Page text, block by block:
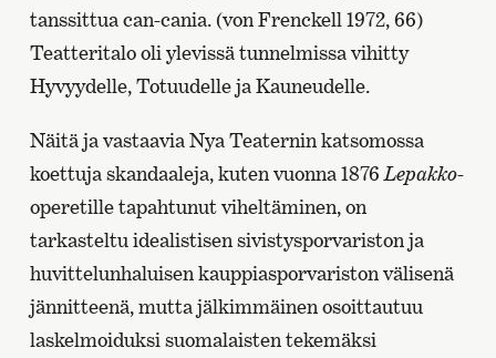
tanssittua can-cania. (von Frenckell 1972, 66)
Teatteritalo oli ylevissä tunnelmissa vihitty
Hyvyydelle, Totuudelle ja Kauneudelle.
Näitä ja vastaavia Nya Teaternin katsomossa
koettuja skandaaleja, kuten vuonna 1876Lepakko-
operetille tapahtunut viheltäminen, on
tarkasteltu idealistisen sivistysporvariston ja
huvittelunhaluisen kauppiasporvariston välisenä
jännitteenä, mutta jälkimmäinen osoittautuu
laskelmoiduksi suomalaisten tekemäksi